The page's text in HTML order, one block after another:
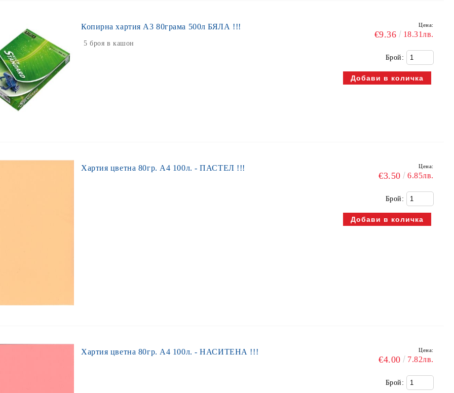
Копирна хартия A3 80грама 500л БЯЛА !!!
5 броя в кашон
Цена:
€9.36 18.31лв.
Брой:
Хартия цветна 80гр. А4 100л. - ПАСТЕЛ !!! Цена:
€3.50 6.85лв.
Брой:
Хартия цветна 80гр. А4 100л. - НАСИТЕНА !!! Цена:
€4.00 7.82лв.
Брой: